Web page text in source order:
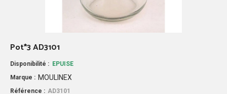
Pot*3 AD3101
Disponibilité :
EPUISE
Marque : MOULINEX
Référence : AD3101